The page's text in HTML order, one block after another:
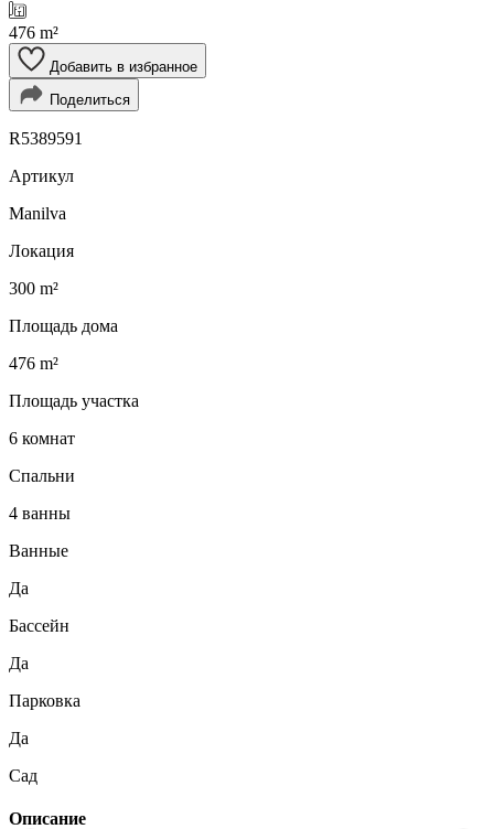
476 m²
Добавить в избранное
Поделиться
R5389591
Артикул
Manilva
Локация
300 m²
Площадь дома
476 m²
Площадь участка
6 комнат
Спальни
4 ванны
Ванные
Да
Бассейн
Да
Парковка
Да
Сад
Описание